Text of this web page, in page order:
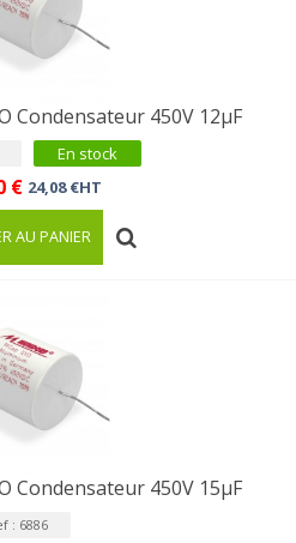
Condensateur 450V 12µF
En stock
€ 24,08 €HT
AU PANIER
Condensateur 450V 15µF
: 6886